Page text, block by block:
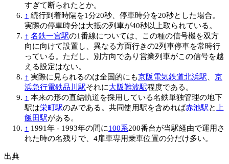
すぎて断られたとか。
↑ 続行到着時隔を1分20秒、停車時分を20秒とした場合。
実際の停車時分は大抵の列車が40秒以上取られている。
↑ 名鉄一宮駅の1番線については、この種の信号機を双方
向に向けて設置し、異なる方面行きの2列車停車を常時行
っている。ただし、別方向であり営業列車がこの信号を越
える設定はない。
↑ 実際に見られるのは全国的にも京阪電気鉄道北浜駅
京
浜急行電鉄品川駅それに大阪難波駅程度である。
↑ 本来の形の直結軌道を採用している名鉄単独管理の地下
駅は栄町駅のみである。共同使用駅を含めれば赤池駅と
上
飯田駅がある。
↑ 1991年 - 1993年の間に100系200番台が当駅経由で運用さ
れた時の名残りで、4扉車専用乗車位置の分だけ多い。
出典